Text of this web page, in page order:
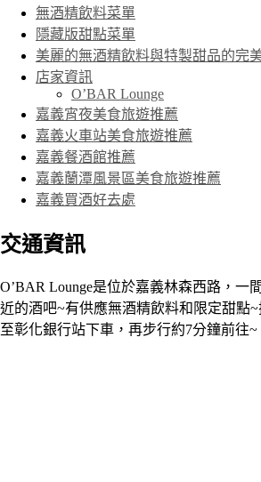
無酒精飲料菜單
隱藏版甜點菜單
美麗的無酒精飲料與特製甜品的完
店家資訊
O’BAR Lounge
嘉義宵夜美食旅遊推薦
嘉義火車站美食旅遊推薦
嘉義餐酒館推薦
嘉義蘭潭風景區美食旅遊推薦
嘉義買酒好去處
交通資訊
O’BAR Lounge是位於嘉義林森西路，一
近的酒吧~有供應無酒精飲料和限定甜點~
至彰化銀行站下車，再步行約7分鐘前往~